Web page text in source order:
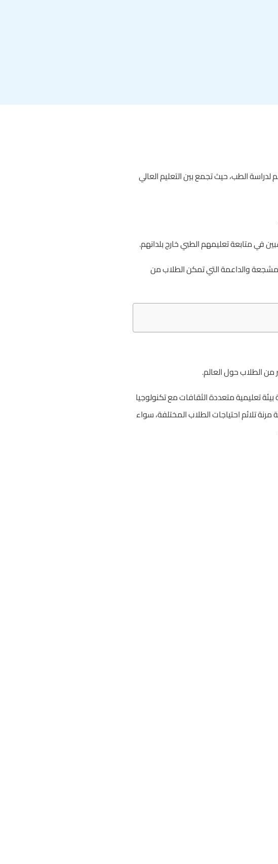
الطب، حيث تجمع بين التعليم العالي
في متابعة تعليمهم الطبي خارج بلدانهم.
والداعمة التي تمكن الطلاب من
من الطلاب حول العالم.
بيئة تعليمية متعددة الثقافات مع تكنولوجيا
تلائم احتياجات الطلاب المختلفة، سواء